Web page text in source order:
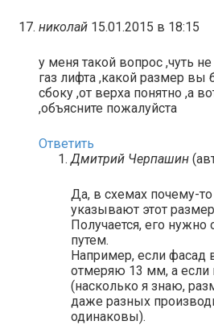
николай 15.01.2015 в 18:15
у меня такой вопрос ,чуть
газ лифта ,какой размер вы
сбоку ,от верха понятно ,а
,объясните пожалуйста
Ответить
Дмитрий Черпашин
Да, в схемах почему-
указывают этот
Получается, его
путем.
Например, если фасад
отмеряю 13 мм, а если
(насколько я знаю,
даже разных
одинаковы).